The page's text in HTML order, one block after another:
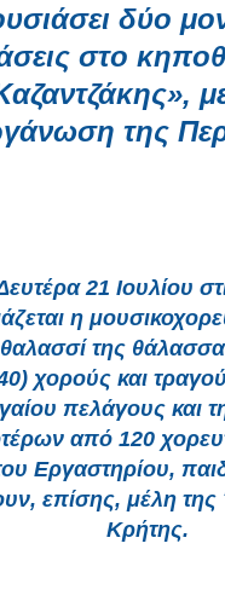
δύο
στο
της
21 Ιουλίου
η
της
χορούς και
πελάγους και
από 120
Εργαστηρίου,
επίσης, μέλη
Κρήτης.